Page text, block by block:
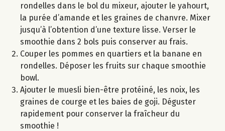
rondelles dans le bol du mixeur, ajouter le yahourt,
la purée d’amande et les graines de chanvre. Mixer
jusqu’à l’obtention d’une texture lisse. Verser le
smoothie dans 2 bols puis conserver au frais.
Couper les pommes en quartiers et la banane en
rondelles. Déposer les fruits sur chaque smoothie
bowl.
Ajouter le muesli bien-être protéiné, les noix, les
graines de courge et les baies de goji. Déguster
rapidement pour conserver la fraîcheur du
smoothie !